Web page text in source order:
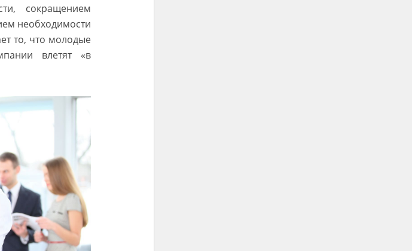
сокращением
необходимости
то, что молодые
влетят «в